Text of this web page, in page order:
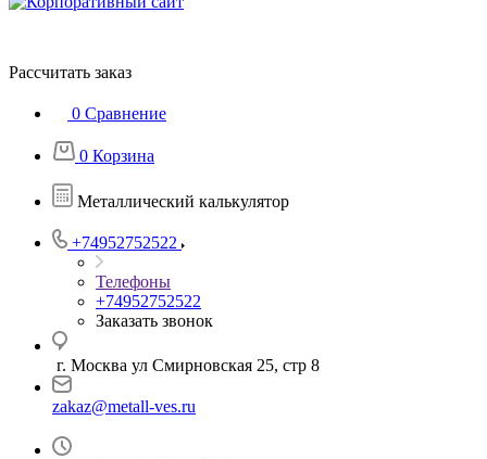
Рассчитать заказ
0 Сравнение
0 Корзина
Металлический калькулятор
+74952752522
Телефоны
+74952752522
Заказать звонок
г. Москва ул Смирновская 25, стр 8
zakaz@metall-ves.ru